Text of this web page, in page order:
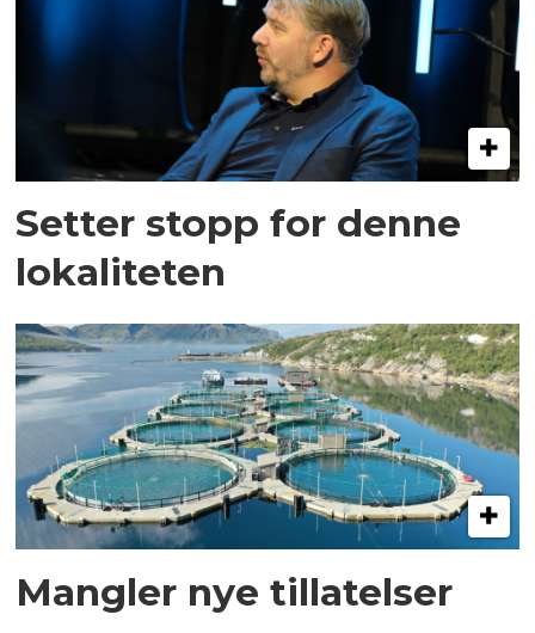
Setter stopp for denne
lokaliteten
Mangler nye tillatelser